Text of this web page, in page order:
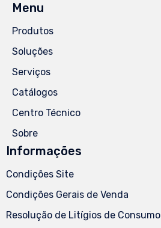
Menu
Produtos
Soluções
Serviços
Catálogos
Centro Técnico
Sobre
Informações
Condições Site
Condições Gerais de Venda
Resolução de Litígios de Consumo